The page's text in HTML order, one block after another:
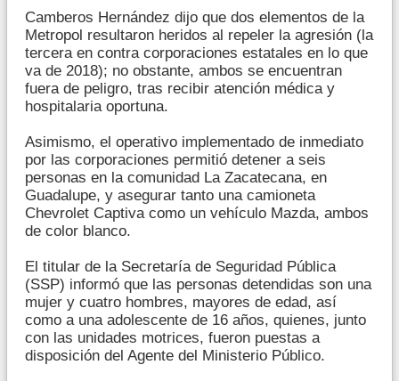
Camberos Hernández dijo que dos elementos de la
Metropol resultaron heridos al repeler la agresión (la
tercera en contra corporaciones estatales en lo que
va de 2018); no obstante, ambos se encuentran
fuera de peligro, tras recibir atención médica y
hospitalaria oportuna.
Asimismo, el operativo implementado de inmediato
por las corporaciones permitió detener a seis
personas en la comunidad La Zacatecana, en
Guadalupe, y asegurar tanto una camioneta
Chevrolet Captiva como un vehículo Mazda, ambos
de color blanco.
El titular de la Secretaría de Seguridad Pública
(SSP) informó que las personas detendidas son una
mujer y cuatro hombres, mayores de edad, así
como a una adolescente de 16 años, quienes, junto
con las unidades motrices, fueron puestas a
disposición del Agente del Ministerio Público.